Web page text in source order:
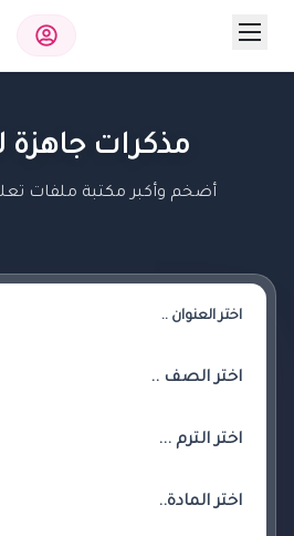
مذكرات جاهزة
أضخم وأكبر مكتبة ملفات